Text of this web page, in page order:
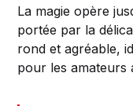
La magie opère
portée par la
rond et agréable,
pour les amateurs